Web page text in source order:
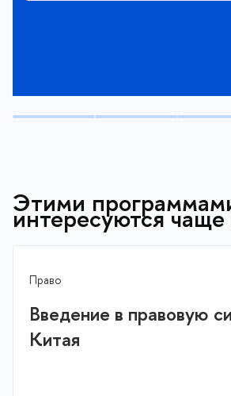
Этими
интересуются чаще
Право
Введение в правовую
Китая